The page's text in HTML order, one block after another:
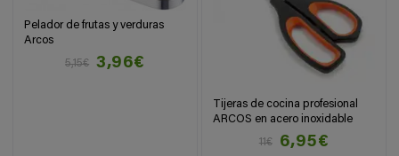
Pelador de frutas y verduras
Arcos
5,15€
3,96€
Tijeras de cocina profesional
ARCOS en acero inoxidable
11€
6,95€